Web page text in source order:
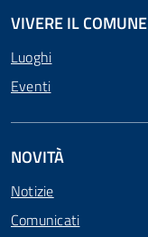
VIVERE IL COMUNE
Luoghi
Eventi
NOVITÀ
Notizie
Comunicati